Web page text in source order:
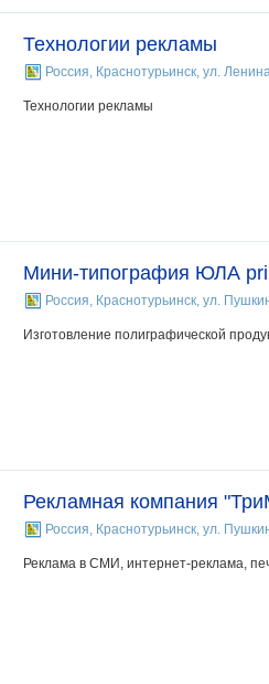
Технологии рекламы
Россия, Краснотурьинск, ул.
Технологии рекламы
Мини-типография ЮЛА
Россия, Краснотурьинск, ул.
Изготовление полиграфической
Рекламная компания
Россия, Краснотурьинск, ул.
Реклама в СМИ, интернет-реклама,